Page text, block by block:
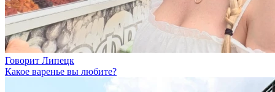
Говорит Липецк
Какое варенье вы любите?